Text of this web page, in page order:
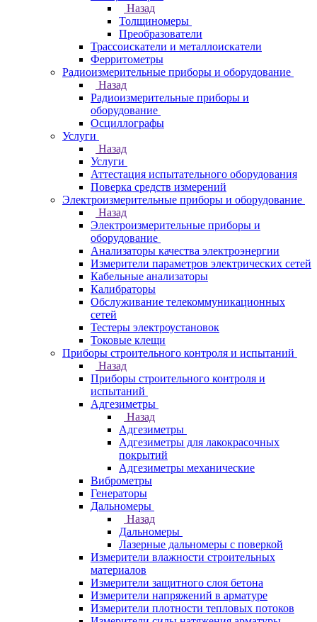
Назад
Толщиномеры
Преобразователи
Трассоискатели и металлоискатели
Ферритометры
Радиоизмерительные приборы и оборудование
Назад
Радиоизмерительные приборы и
оборудование
Осциллографы
Услуги
Назад
Услуги
Аттестация испытательного оборудования
Поверка средств измерений
Электроизмерительные приборы и оборудование
Назад
Электроизмерительные приборы и
оборудование
Анализаторы качества электроэнергии
Измерители параметров электрических сетей
Кабельные анализаторы
Калибраторы
Обслуживание телекоммуникационных
сетей
Тестеры электроустановок
Токовые клещи
Приборы строительного контроля и испытаний
Назад
Приборы строительного контроля и
испытаний
Адгезиметры
Назад
Адгезиметры
Адгезиметры для лакокрасочных
покрытий
Адгезиметры механические
Виброметры
Генераторы
Дальномеры
Назад
Дальномеры
Лазерные дальномеры с поверкой
Измерители влажности строительных
материалов
Измерители защитного слоя бетона
Измерители напряжений в арматуре
Измерители плотности тепловых потоков